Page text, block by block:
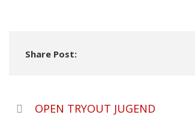
Share Post:
OPEN TRYOUT JUGEND